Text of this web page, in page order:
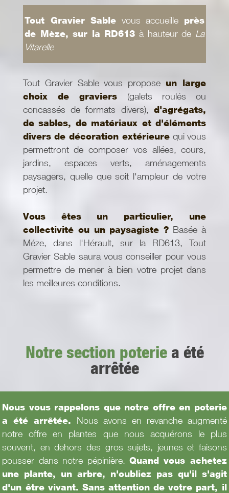
Tout Gravier Sablevous accueille près
de Mèze, sur la RD613à hauteur de La
Vitarelle
Tout Gravier Sable vous propose un large
choix de graviers (galets roulés ou
concassés de formats divers),d'agrégats,
de sables, de matériaux et d'éléments
divers de décoration extérieurequi vous
permettront de composer vos allées, cours,
jardins, espaces verts, aménagements
paysagers, quelle que soit l'ampleur de votre
projet.
Vous êtes un particulier, une
collectivité ou un paysagiste ? Basée à
Méze, dans l'Hérault, sur la RD613, Tout
Gravier Sable saura vous conseiller pour vous
permettre de mener à bien votre projet dans
les meilleures conditions.
Notre section poteriea été
arrêtée
Nous vous rappelons que notre offre en poterie
a été arrêtée. Nous avons en revanche augmenté
notre offre en plantes que nous acquérons le plus
souvent, en dehors des gros sujets, jeunes et faisons
pousser dans notre pépinière. Quand vous achetez
une plante, un arbre, n'oubliez pas qu'il s'agit
d'un être vivant. Sans attention de votre part, il